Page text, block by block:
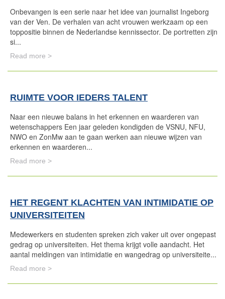
Onbevangen is een serie naar het idee van journalist Ingeborg
van der Ven. De verhalen van acht vrouwen werkzaam op een
toppositie binnen de Nederlandse kennissector. De portretten zijn
si...
Read more >
RUIMTE VOOR IEDERS TALENT
Naar een nieuwe balans in het erkennen en waarderen van
wetenschappers Een jaar geleden kondigden de VSNU, NFU,
NWO en ZonMw aan te gaan werken aan nieuwe wijzen van
erkennen en waarderen...
Read more >
HET REGENT KLACHTEN VAN INTIMIDATIE OP
UNIVERSITEITEN
Medewerkers en studenten spreken zich vaker uit over ongepast
gedrag op universiteiten. Het thema krijgt volle aandacht. Het
aantal meldingen van intimidatie en wangedrag op universiteite...
Read more >